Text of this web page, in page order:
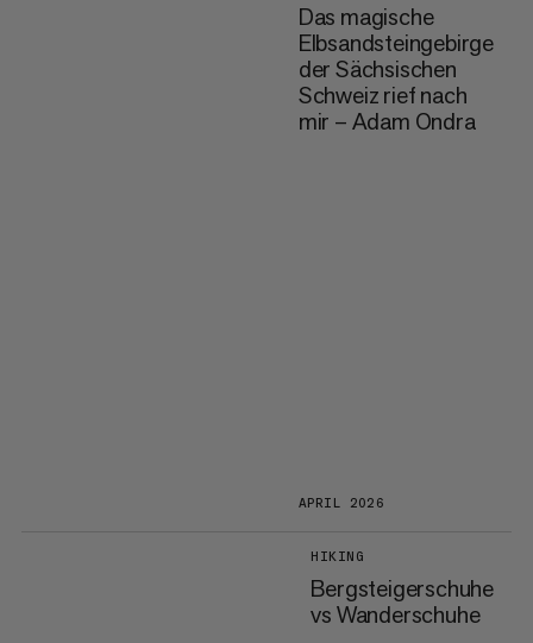
Das magische
Elbsandsteingebirge
der Sächsischen
Schweiz rief nach
mir – Adam Ondra
APRIL 2026
HIKING
Bergsteigerschuhe
vs Wanderschuhe